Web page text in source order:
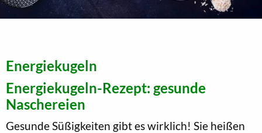
Energiekugeln
Energiekugeln-Rezept: gesunde
Naschereien
Gesunde Süßigkeiten gibt es wirklich! Sie heißen